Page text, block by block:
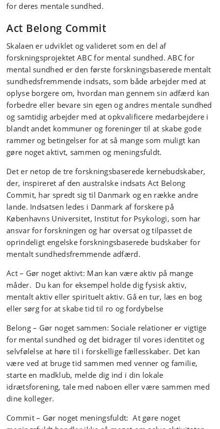
for deres mentale sundhed.
Act Belong Commit
Skalaen er udviklet og valideret som en del af
forskningsprojektet ABC for mental sundhed. ABC for
mental sundhed er den første forskningsbaserede mentalt
sundhedsfremmende indsats, som både arbejder med at
oplyse borgere om, hvordan man gennem sin adfærd kan
forbedre eller bevare sin egen og andres mentale sundhed
og samtidig arbejder med at opkvalificere medarbejdere i
blandt andet kommuner og foreninger til at skabe gode
rammer og betingelser for at så mange som muligt kan
gøre noget aktivt, sammen og meningsfuldt.
Det er netop de tre forskningsbaserede kernebudskaber,
der, inspireret af den australske indsats Act Belong
Commit, har spredt sig til Danmark og en række andre
lande. Indsatsen ledes i Danmark af forskere på
Københavns Universitet, Institut for Psykologi, som har
ansvar for forskningen og har oversat og tilpasset de
oprindeligt engelske forskningsbaserede budskaber for
mentalt sundhedsfremmende adfærd.
Act – Gør noget aktivt: Man kan være aktiv på mange
måder. Du kan for eksempel holde dig fysisk aktiv,
mentalt aktiv eller spirituelt aktiv. Gå en tur, læs en bog
eller sørg for at skabe tid til ro og fordybelse
Belong – Gør noget sammen: Sociale relationer er vigtige
for mental sundhed og det bidrager til vores identitet og
selvfølelse at høre til i forskellige fællesskaber. Det kan
være ved at bruge tid sammen med venner og familie,
starte en madklub, melde dig ind i din lokale
idrætsforening, tale med naboen eller være sammen med
dine kolleger.
Commit – Gør noget meningsfuldt: At gøre noget